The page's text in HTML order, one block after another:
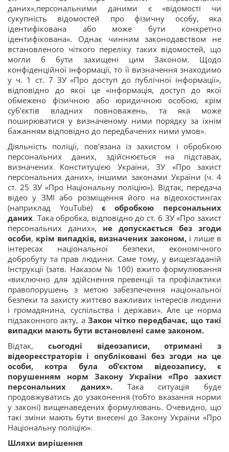
даних»,персональними даними є «відомості чи
сукупність відомостей про фізичну особу, яка
ідентифікована або може бути конкретно
ідентифікована». Однак чинним законодавством не
встановленого чіткого переліку таких відомостей, що
могли б бути захищені цим Законом. Щодо
конфіденційної інформації, то її визначення знаходимо
у ч. 1 ст. 7 ЗУ «Про доступ до публічної інформації»,
відповідно до якої це «інформація, доступ до якої
обмежено фізичною або юридичною особою, крім
суб’єктів владних повноважень, та яка може
поширюватися у визначеному ними порядку за їхнім
бажанням відповідно до передбачених ними умов».
Діяльність поліції, пов’язана із захистом і обробкою
персональних даних, здійснюється на підставах,
визначених Конституцією України, ЗУ «Про захист
персональних даних», іншими законами України (ч. 4
ст. 25 ЗУ «Про Національну поліцію»). Відтак, передача
відео у ЗМІ або розміщення його на відеохостингах
(наприклад YouTube) є обробкою персональних
даних. Така обробка, відповідно до ст. 6 ЗУ «Про захист
персональних даних», не допускається без згоди
особи, крім випадків, визначених законом, і лише в
інтересах національної безпеки, економічного
добробуту та прав людини. Саме тому, у вищезгаданій
Інструкції (затв. Наказом № 100) вжито формулювання
«виключно для здійснення превенції та профілактики
правопорушень з метою забезпечення національної
безпеки та захисту життєво важливих інтересів людини
і громадянина, суспільства і держави». Але це норма
підзаконного акту, а Закон чітко передбачає, що такі
випадки мають бути встановлені саме законом.
Відтак, сьогодні відеозаписи, отримані з
відеореєстраторів і опубліковані без згоди на це
особи, котра була об’єктом відеозапису, є
порушенням норм Закону України «Про захист
персональних даних». Така ситуація буде
продовжуватись до узаконення (тобто вказання норми
у законі) вищенаведених формулювань. Очевидно, що
такі зміни мають бути внесені до Закону України «Про
Національну поліцію».
Шляхи вирішення